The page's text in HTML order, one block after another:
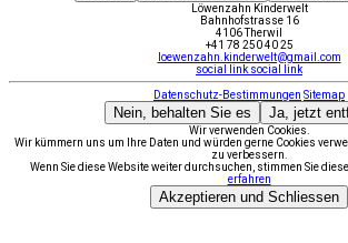
Löwenzahn Kinderwelt
Bahnhofstrasse 16
4106 Therwil
+41 78 250 40 25
loewenzahn.kinderwelt@gmail.com
social link social link
Datenschutz-Bestimmungen Sitemap
Nein, behalten Sie es Ja, jetzt
Wir verwenden Cookies.
Wir kümmern uns um Ihre Daten und würden gerne Cookies
zu verbessern.
Wenn Sie diese Website weiter durchsuchen, stimmen Sie
erfahren
Akzeptieren und Schliessen